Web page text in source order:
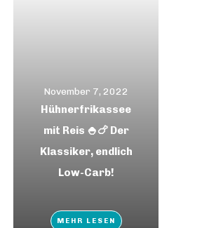
November 7, 2022
Hühnerfrikassee
mit Reis 🍚🍗 Der
Klassiker, endlich
Low-Carb!
MEHR LESEN